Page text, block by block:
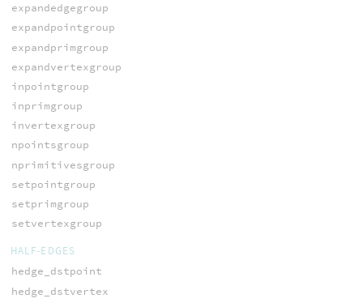
expandedgegroup
expandpointgroup
expandprimgroup
expandvertexgroup
inpointgroup
inprimgroup
invertexgroup
npointsgroup
nprimitivesgroup
setpointgroup
setprimgroup
setvertexgroup
HALF-EDGES
hedge_dstpoint
hedge_dstvertex